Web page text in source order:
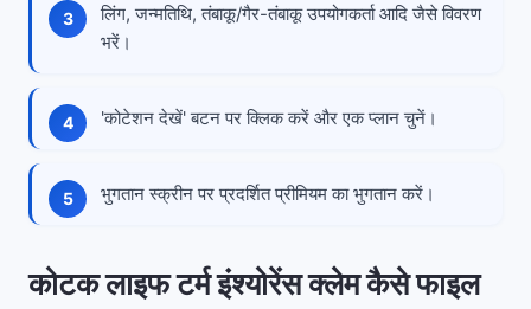
लिंग, जन्मतिथि, तंबाकू/गैर-तंबाकू उपयोगकर्ता आदि जैसे विवरण
भरें।
'कोटेशन देखें' बटन पर क्लिक करें और एक प्लान चुनें।
भुगतान स्क्रीन पर प्रदर्शित प्रीमियम का भुगतान करें।
कोटक लाइफ टर्म इंश्योरेंस क्लेम कैसे फाइल